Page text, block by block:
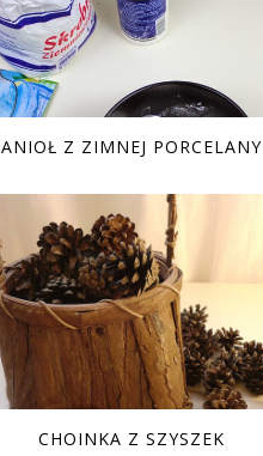
ANIOŁ Z ZIMNEJ PORCELANY
CHOINKA Z SZYSZEK